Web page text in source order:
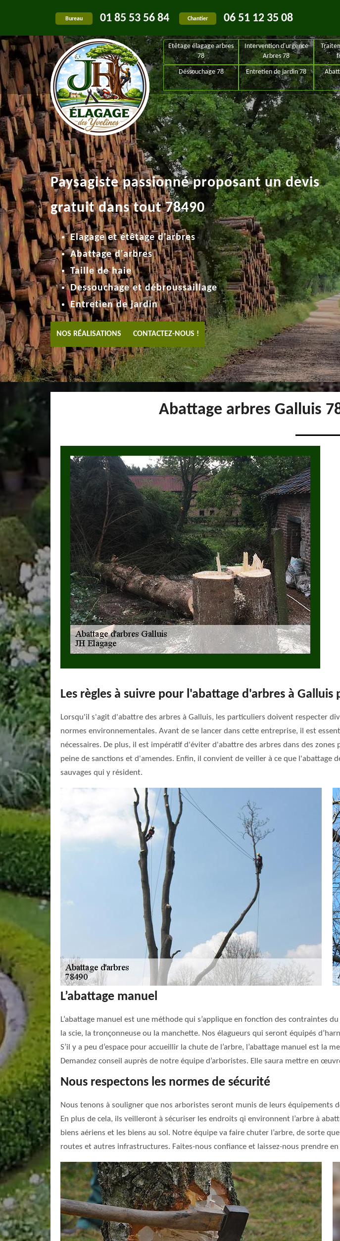
Bureau 01 85 53 56 84 Chantier 06 51 12 35 08
Etêtage élagage arbres
78
Intervention d'urgence
Arbres 78
Déssouchage 78 Entretien de jardin 78
Paysagiste passionné proposant un devis
gratuit dans tout 78490
Elagage et étêtage d'arbres
Abattage d'arbres
Taille de haie
Dessouchage et débroussaillage
Entretien de jardin
NOS RÉALISATIONS CONTACTEZ-NOUS !
Abattage arbres Galluis
Les règles à suivre pour l'abattage d'arbres à Galluis
Lorsqu'il s'agit d'abattre des arbres à Galluis, les particuliers doivent respecter
normes environnementales. Avant de se lancer dans cette entreprise, il est
nécessaires. De plus, il est impératif d'éviter d'abattre des arbres dans des
peine de sanctions et d'amendes. Enfin, il convient de veiller à ce que
sauvages qui y résident.
L’abattage manuel
L’abattage manuel est une méthode qui s’applique en fonction des
la scie, la tronçonneuse ou la manchette. Nos élagueurs qui seront équipés
S’il y a peu d’espace pour accueillir la chute de l’arbre, l’abattage manuel est
Demandez conseil auprès de notre équipe d’arboristes. Elle saura mettre en
Nous respectons les normes de sécurité
Nous tenons à souligner que nos arboristes seront munis de leurs équipements
En plus de cela, ils veilleront à sécuriser les endroits qi environnent l’arbre à
biens aériens et les biens au sol. Notre équipe va faire chuter l’arbre, de sorte
routes et autres infrastructures. Faites-nous confiance et laissez-nous prendre